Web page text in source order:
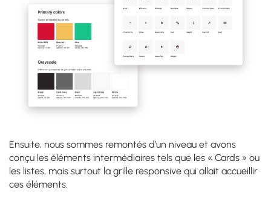
Ensuite, nous sommes remontés d’un niveau et avons
conçu les éléments intermédiaires tels que les « Cards » ou
les listes, mais surtout la grille responsive qui allait accueillir
ces éléments.